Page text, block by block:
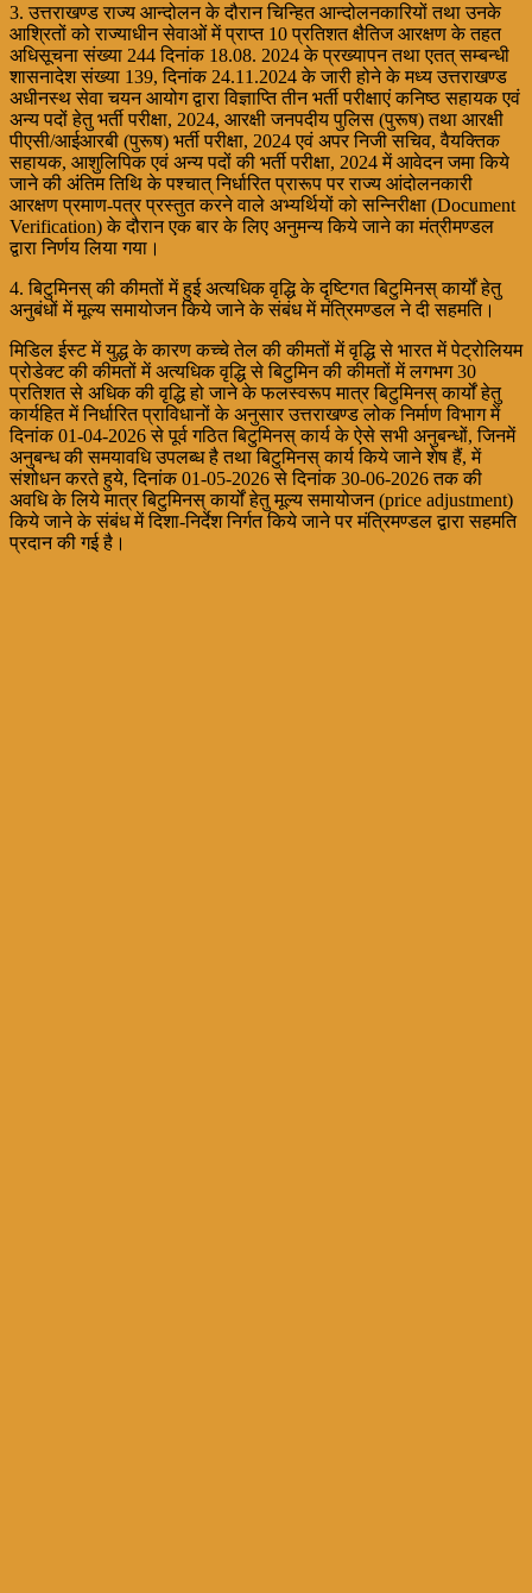
3. उत्तराखण्ड राज्य आन्दोलन के दौरान चिन्हित आन्दोलनकारियों तथा उनके
आश्रितों को राज्याधीन सेवाओं में प्राप्त 10 प्रतिशत क्षैतिज आरक्षण के तहत
अधिसूचना संख्या 244 दिनांक 18.08. 2024 के प्रख्यापन तथा एतत् सम्बन्धी
शासनादेश संख्या 139, दिनांक 24.11.2024 के जारी होने के मध्य उत्तराखण्ड
अधीनस्थ सेवा चयन आयोग द्वारा विज्ञाप्ति तीन भर्ती परीक्षाएं कनिष्ठ सहायक एवं
अन्य पदों हेतु भर्ती परीक्षा, 2024, आरक्षी जनपदीय पुलिस (पुरूष) तथा आरक्षी
पीएसी/आईआरबी (पुरूष) भर्ती परीक्षा, 2024 एवं अपर निजी सचिव, वैयक्तिक
सहायक, आशुलिपिक एवं अन्य पदों की भर्ती परीक्षा, 2024 में आवेदन जमा किये
जाने की अंतिम तिथि के पश्चात् निर्धारित प्रारूप पर राज्य आंदोलनकारी
आरक्षण प्रमाण-पत्र प्रस्तुत करने वाले अभ्यर्थियों को सन्निरीक्षा (Document
Verification) के दौरान एक बार के लिए अनुमन्य किये जाने का मंत्रीमण्डल
द्वारा निर्णय लिया गया।
4. बिटुमिनस् की कीमतों में हुई अत्यधिक वृद्धि के दृष्टिगत बिटुमिनस् कार्यों हेतु
अनुबंधों में मूल्य समायोजन किये जाने के संबंध में मंत्रिमण्डल ने दी सहमति।
मिडिल ईस्ट में युद्ध के कारण कच्चे तेल की कीमतों में वृद्धि से भारत में पेट्रोलियम
प्रोडेक्ट की कीमतों में अत्यधिक वृद्धि से बिटुमिन की कीमतों में लगभग 30
प्रतिशत से अधिक की वृद्धि हो जाने के फलस्वरूप मात्र बिटुमिनस् कार्यों हेतु
कार्यहित में निर्धारित प्राविधानों के अनुसार उत्तराखण्ड लोक निर्माण विभाग में
दिनांक 01-04-2026 से पूर्व गठित बिटुमिनस् कार्य के ऐसे सभी अनुबन्धों, जिनमें
अनुबन्ध की समयावधि उपलब्ध है तथा बिटुमिनस् कार्य किये जाने शेष हैं, में
संशोधन करते हुये, दिनांक 01-05-2026 से दिनांक 30-06-2026 तक की
अवधि के लिये मात्र बिटुमिनस् कार्यों हेतु मूल्य समायोजन (price adjustment)
किये जाने के संबंध में दिशा-निर्देश निर्गत किये जाने पर मंत्रिमण्डल द्वारा सहमति
प्रदान की गई है।